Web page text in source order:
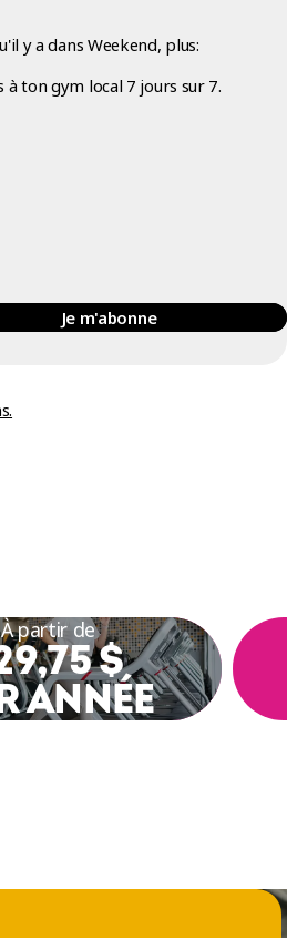
y a dans Weekend, plus:
à ton gym local 7 jours sur 7.
Je m'abonne
À partir de
$
ANNÉE